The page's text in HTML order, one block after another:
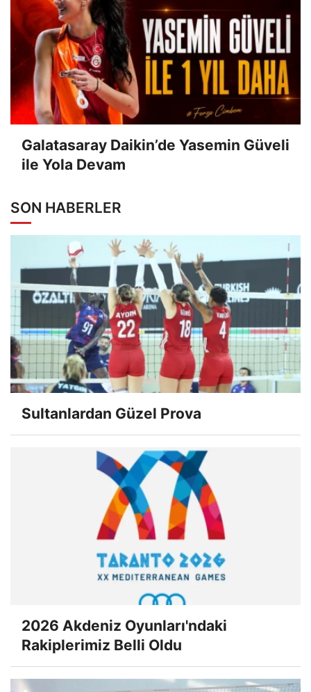
Galatasaray Daikin’de Yasemin Güveli
ile Yola Devam
SON HABERLER
Sultanlardan Güzel Prova
2026 Akdeniz Oyunları'ndaki
Rakiplerimiz Belli Oldu